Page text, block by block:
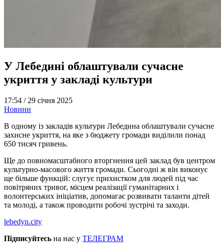
У Лебедині облаштували сучасне
укриття у закладі культури
17:54 / 29 січня 2025
Новини
В одному із закладів культури Лебедина облаштували сучасне
захисне укриття, на яке з бюджету громади виділили понад
650 тисяч гривень.
Ще до повномасштабного вторгнення цей заклад був центром
культурно-масового життя громади. Сьогодні ж він виконує
ще більше функцій: слугує прихистком для людей під час
повітряних тривог, місцем реалізації гуманітарних і
волонтерських ініціатив, допомагає розвивати таланти дітей
та молоді, а також проводити робочі зустрічі та заходи.
lebedyn.city
Підписуйтесь на нас у ТЕЛЕГРАМ